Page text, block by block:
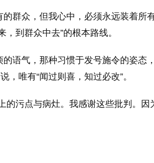
群众，但我心中，必须永远装着
到群众中去”的根本路线。
语气，那种习惯于发号施令的姿态
唯有“闻过则喜，知过必改”。
污点与病灶。我感谢这些批判。